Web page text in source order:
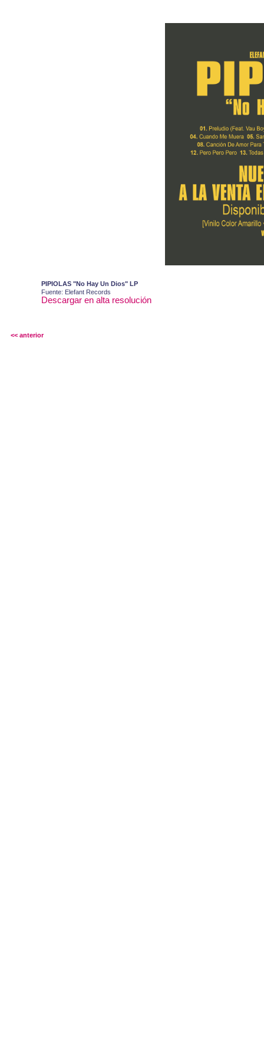
PIPIOLAS "No Hay Un Dios" LP
Fuente: Elefant Records
Descargar en alta resolución
<< anterior